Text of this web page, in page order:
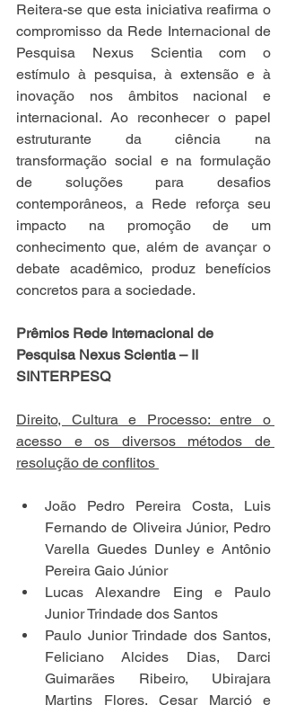
Reitera-se que esta iniciativa reafirma o
compromisso da Rede Internacional de
Pesquisa Nexus Scientia com o
estímulo à pesquisa, à extensão e à
inovação nos âmbitos nacional e
internacional. Ao reconhecer o papel
estruturante da ciência na
transformação social e na formulação
de soluções para desafios
contemporâneos, a Rede reforça seu
impacto na promoção de um
conhecimento que, além de avançar o
debate acadêmico, produz benefícios
concretos para a sociedade.
Prêmios Rede Internacional de
Pesquisa Nexus Scientia – II
SINTERPESQ
Direito, Cultura e Processo: entre o
acesso e os diversos métodos de
resolução de conflitos
João Pedro Pereira Costa, Luis
Fernando de Oliveira Júnior, Pedro
Varella Guedes Dunley e Antônio
Pereira Gaio Júnior
Lucas Alexandre Eing e Paulo
Junior Trindade dos Santos
Paulo Junior Trindade dos Santos,
Feliciano Alcides Dias, Darci
Guimarães Ribeiro, Ubirajara
Martins Flores, Cesar Marció e